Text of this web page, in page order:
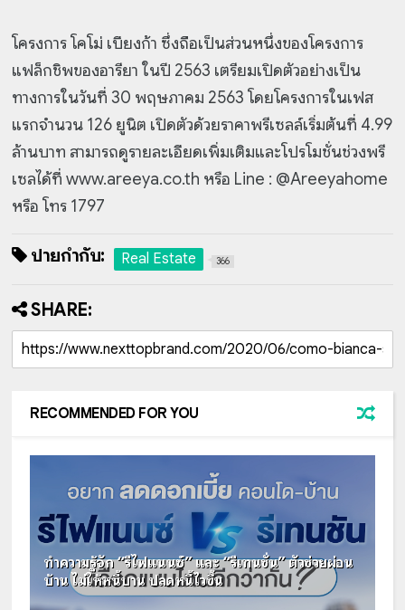
โครงการ โคโม่ เบียงก้า ซึ่งถือเป็นส่วนหนึ่งของโครงการ
แฟล็กชิพของอารียา ในปี 2563 เตรียมเปิดตัวอย่างเป็น
ทางการในวันที่ 30 พฤษภาคม 2563 โดยโครงการในเฟส
แรกจำนวน 126 ยูนิต เปิดตัวด้วยราคาพรีเซลล์เริ่มต้นที่ 4.99
ล้านบาท สามารถดูรายละเอียดเพิ่มเติมและโปรโมชั่นช่วงพรี
เซลได้ที่ www.areeya.co.th หรือ Line : @Areeyahome
หรือ โทร 1797
ป้ายกำกับ: Real Estate 366
SHARE:
RECOMMENDED FOR YOU
ทำความรู้จัก “รีไฟแนนซ์” และ “รีเทนชั่น” ตัวช่วยผ่อน
บ้าน ไม่ให้หนี้บาน ปลดหนี้ไวขึ้น